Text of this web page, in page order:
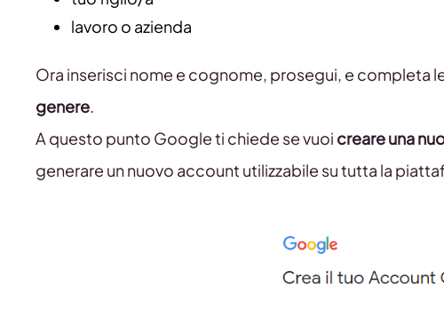
lavoro o azienda
Ora inserisci nome e cognome, prosegui, e completa
genere.
A questo punto Google ti chiede se vuoi creare una
generare un nuovo account utilizzabile su tutta la